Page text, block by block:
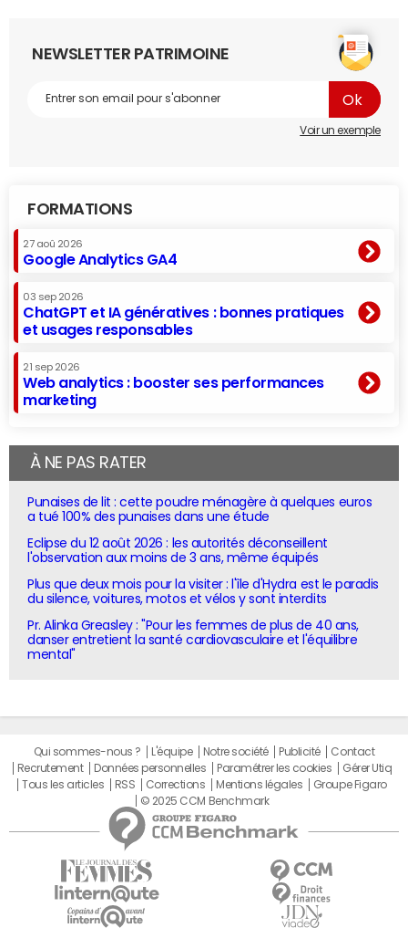
NEWSLETTER PATRIMOINE
Voir un exemple
FORMATIONS
27 aoû 2026
Google Analytics GA4
03 sep 2026
ChatGPT et IA génératives : bonnes pratiques
et usages responsables
21 sep 2026
Web analytics : booster ses performances
marketing
À NE PAS RATER
Punaises de lit : cette poudre ménagère à quelques euros
a tué 100% des punaises dans une étude
Eclipse du 12 août 2026 : les autorités déconseillent
l'observation aux moins de 3 ans, même équipés
Plus que deux mois pour la visiter : l'île d'Hydra est le paradis
du silence, voitures, motos et vélos y sont interdits
Pr. Alinka Greasley : "Pour les femmes de plus de 40 ans,
danser entretient la santé cardiovasculaire et l'équilibre
mental"
Qui sommes-nous ? L'équipe Notre société Publicité
Contact
Recrutement
Données personnelles Paramétrer les cookies
Gérer Utiq
Tous les articles
RSS Corrections Mentions légales
Groupe Figaro
© 2025 CCM Benchmark